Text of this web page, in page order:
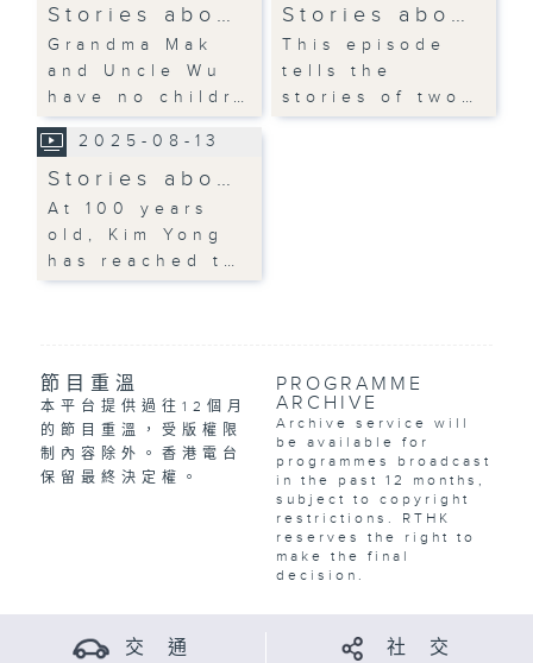
Stories abo…
Grandma Mak
and Uncle Wu
have no childr…
Stories abo…
This episode
tells the
stories of two…
2025-08-13
Stories abo…
At 100 years
old, Kim Yong
has reached t…
節目重溫
本平台提供過往12個月
的節目重溫，受版權限
制內容除外。香港電台
保留最終決定權。
PROGRAMME
ARCHIVE
Archive service will
be available for
programmes broadcast
in the past 12 months,
subject to copyright
restrictions. RTHK
reserves the right to
make the final
decision.
交 通 社 交